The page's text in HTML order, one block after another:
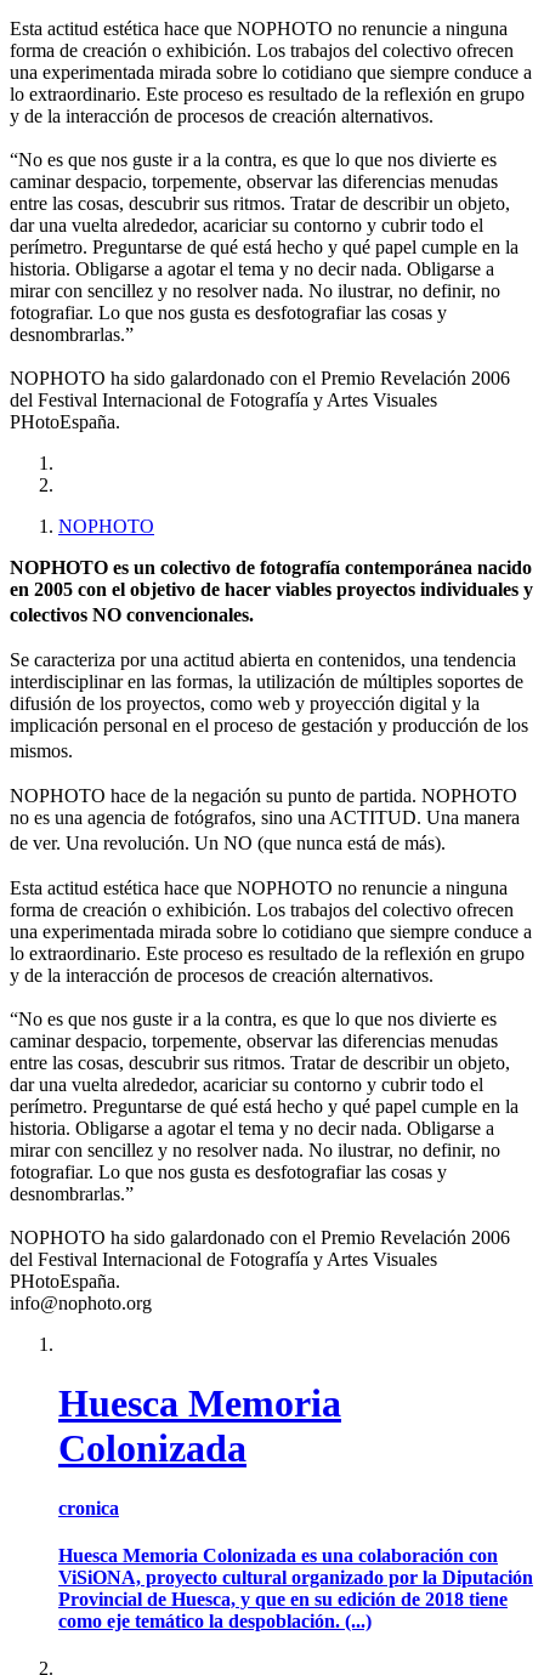
Esta actitud estética hace que NOPHOTO no renuncie a ninguna
forma de creación o exhibición. Los trabajos del colectivo ofrecen
una experimentada mirada sobre lo cotidiano que siempre conduce a
lo extraordinario. Este proceso es resultado de la reflexión en grupo
y de la interacción de procesos de creación alternativos.
“No es que nos guste ir a la contra, es que lo que nos divierte es
caminar despacio, torpemente, observar las diferencias menudas
entre las cosas, descubrir sus ritmos. Tratar de describir un objeto,
dar una vuelta alrededor, acariciar su contorno y cubrir todo el
perímetro. Preguntarse de qué está hecho y qué papel cumple en la
historia. Obligarse a agotar el tema y no decir nada. Obligarse a
mirar con sencillez y no resolver nada. No ilustrar, no definir, no
fotografiar. Lo que nos gusta es desfotografiar las cosas y
desnombrarlas.”
NOPHOTO ha sido galardonado con el Premio Revelación 2006
del Festival Internacional de Fotografía y Artes Visuales
PHotoEspaña.
NOPHOTO
NOPHOTO es un colectivo de fotografía contemporánea nacido
en 2005 con el objetivo de hacer viables proyectos individuales y
colectivos NO convencionales.
Se caracteriza por una actitud abierta en contenidos, una tendencia
interdisciplinar en las formas, la utilización de múltiples soportes de
difusión de los proyectos, como web y proyección digital y la
implicación personal en el proceso de gestación y producción de los
mismos.
NOPHOTO hace de la negación su punto de partida. NOPHOTO
no es una agencia de fotógrafos, sino una ACTITUD. Una manera
de ver. Una revolución. Un NO (que nunca está de más).
Esta actitud estética hace que NOPHOTO no renuncie a ninguna
forma de creación o exhibición. Los trabajos del colectivo ofrecen
una experimentada mirada sobre lo cotidiano que siempre conduce a
lo extraordinario. Este proceso es resultado de la reflexión en grupo
y de la interacción de procesos de creación alternativos.
“No es que nos guste ir a la contra, es que lo que nos divierte es
caminar despacio, torpemente, observar las diferencias menudas
entre las cosas, descubrir sus ritmos. Tratar de describir un objeto,
dar una vuelta alrededor, acariciar su contorno y cubrir todo el
perímetro. Preguntarse de qué está hecho y qué papel cumple en la
historia. Obligarse a agotar el tema y no decir nada. Obligarse a
mirar con sencillez y no resolver nada. No ilustrar, no definir, no
fotografiar. Lo que nos gusta es desfotografiar las cosas y
desnombrarlas.”
NOPHOTO ha sido galardonado con el Premio Revelación 2006
del Festival Internacional de Fotografía y Artes Visuales
PHotoEspaña.
info@nophoto.org
Huesca Memoria
Colonizada
cronica
Huesca Memoria Colonizada es una colaboración con
ViSiONA, proyecto cultural organizado por la Diputación
Provincial de Huesca, y que en su edición de 2018 tiene
como eje temático la despoblación. (...)